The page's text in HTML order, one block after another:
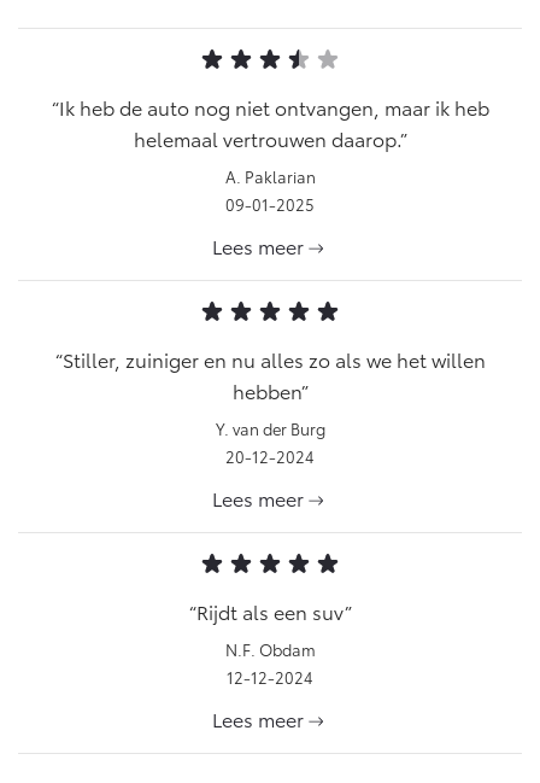
Ik heb de auto nog niet ontvangen, maar ik heb
helemaal vertrouwen daarop.
A. Paklarian
09-01-2025
Lees meer
Stiller, zuiniger en nu alles zo als we het willen
hebben
Y. van der Burg
20-12-2024
Lees meer
Rijdt als een suv
N.F. Obdam
12-12-2024
Lees meer